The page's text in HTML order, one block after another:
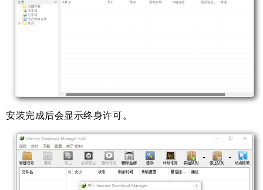
安装完成后会显示终身许可。